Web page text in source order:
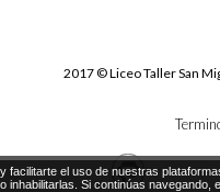
2017 © Liceo Taller San
facilitarte el uso de nuestras
inhabilitarlas. Si continúas navegando,